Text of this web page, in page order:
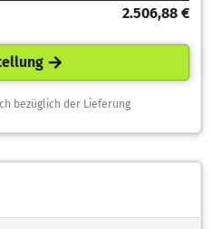
2.506,88 €
bezüglich der Lieferung